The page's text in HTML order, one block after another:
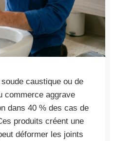
caustique ou de
commerce aggrave
dans 40 % des cas de
produits créent une
déformer les joints